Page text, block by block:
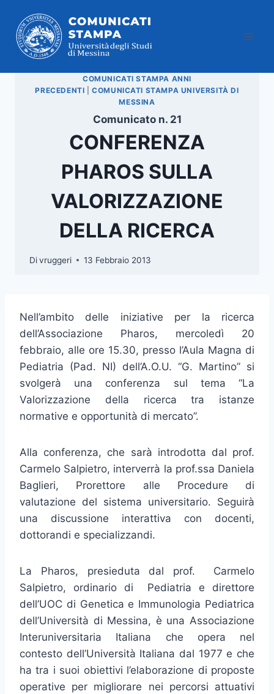
contenuto
COMUNICATI STAMPA ANNI
PRECEDENTI |COMUNICATI STAMPA UNIVERSITÀ DI
MESSINA
Comunicato n. 21
CONFERENZA
PHAROS SULLA
VALORIZZAZIONE
DELLA RICERCA
Divruggeri 13 Febbraio 2013
Nell’ambito delle iniziative per la ricerca
dell’Associazione Pharos, mercoledì 20
febbraio, alle ore 15.30, presso l’Aula Magna di
Pediatria (Pad. NI) dell’A.O.U. “G. Martino” si
svolgerà una conferenza sul tema “La
Valorizzazione della ricerca tra istanze
normative e opportunità di mercato”.
Alla conferenza, che sarà introdotta dal prof.
Carmelo Salpietro, interverrà la prof.ssa Daniela
Baglieri, Prorettore alle Procedure di
valutazione del sistema universitario. Seguirà
una discussione interattiva con docenti,
dottorandi e specializzandi.
La Pharos, presieduta dal prof. Carmelo
Salpietro, ordinario di Pediatria e direttore
dell’UOC di Genetica e Immunologia Pediatrica
dell’Università di Messina, è una Associazione
Interuniversitaria Italiana che opera nel
contesto dell’Università Italiana dal 1977 e che
ha tra i suoi obiettivi l’elaborazione di proposte
operative per migliorare nei percorsi attuativi